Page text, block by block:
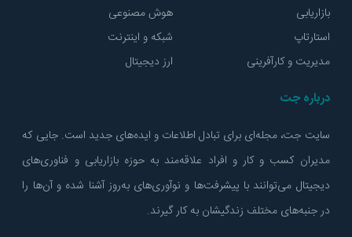
بازاریابی
استارتاپ
مدیریت و کارآفرینی
هوش مصنوعی
شبکه و اینترنت
ارز دیجیتال
درباره جت
سایت جت، مجله‌ای برای تبادل اطلاعات و ایده‌های جدید است. جایی که
مدیران کسب و کار و افراد علاقه‌مند به حوزه بازاریابی و فناوری‌های
دیجیتال می‌توانند با پیشرفت‌ها و نوآوری‌های به‌روز آشنا شده و آن‌ها را
در جنبه‌های مختلف زندگیشان به کار گیرند.